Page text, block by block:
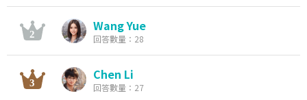
Wang Yue
回答數量：28
Chen Li
回答數量：27